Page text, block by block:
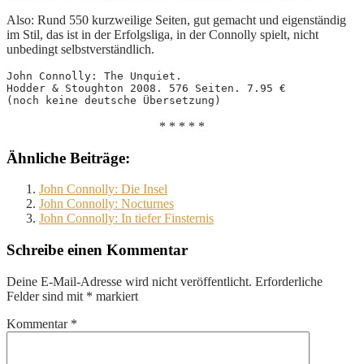
Also: Rund 550 kurzweilige Seiten, gut gemacht und eigenständig
im Stil, das ist in der Erfolgsliga, in der Connolly spielt, nicht
unbedingt selbstverständlich.
John Connolly: The Unquiet.
Hodder & Stoughton 2008. 576 Seiten. 7.95 €
(noch keine deutsche Übersetzung)
* * * * *
Ähnliche Beiträge:
John Connolly: Die Insel
John Connolly: Nocturnes
John Connolly: In tiefer Finsternis
Schreibe einen Kommentar
Deine E-Mail-Adresse wird nicht veröffentlicht. Erforderliche
Felder sind mit * markiert
Kommentar *